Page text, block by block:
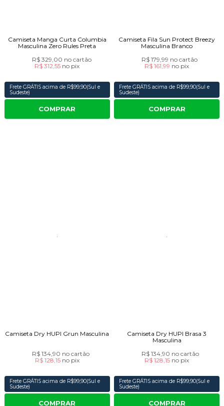
Camiseta Manga Curta Columbia
Masculina Zero Rules Preta
R$ 329,00 no cartão
R$ 312,55 no pix
Frete GRÁTIS acima de R$99,90(Sul e
Sudeste)
COMPRAR
Camiseta Fila Sun Protect Breezy
Masculina Branco
R$ 179,99 no cartão
R$ 161,99 no pix
Frete GRÁTIS acima de R$99,90(Sul e
Sudeste)
COMPRAR
Camiseta Dry HUPI Grun Masculina
R$ 134,90 no cartão
R$ 128,15 no pix
Frete GRÁTIS acima de R$99,90(Sul e
Sudeste)
COMPRAR
Camiseta Dry HUPI Brasa 3
Masculina
R$ 134,90 no cartão
R$ 128,15 no pix
Frete GRÁTIS acima de R$99,90(Sul e
Sudeste)
COMPRAR